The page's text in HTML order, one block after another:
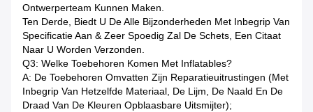
Ontwerperteam Kunnen Maken.
Ten Derde, Biedt U De Alle Bijzonderheden Met Inbegrip Van
Specificatie Aan & Zeer Spoedig Zal De Schets, Een Citaat
Naar U Worden Verzonden.
Q3: Welke Toebehoren Komen Met Inflatables?
A: De Toebehoren Omvatten Zijn Reparatieuitrustingen (met
Inbegrip Van Hetzelfde Materiaal, De Lijm, De Naald En De
Draad Van De Kleuren Opblaasbare Uitsmijter);